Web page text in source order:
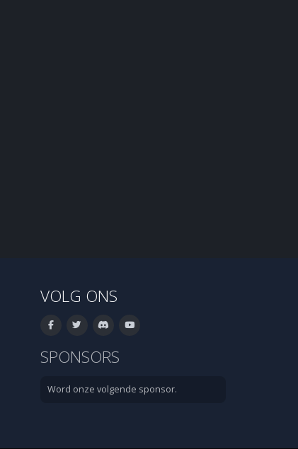
VOLG ONS
SPONSORS
Word onze volgende sponsor.